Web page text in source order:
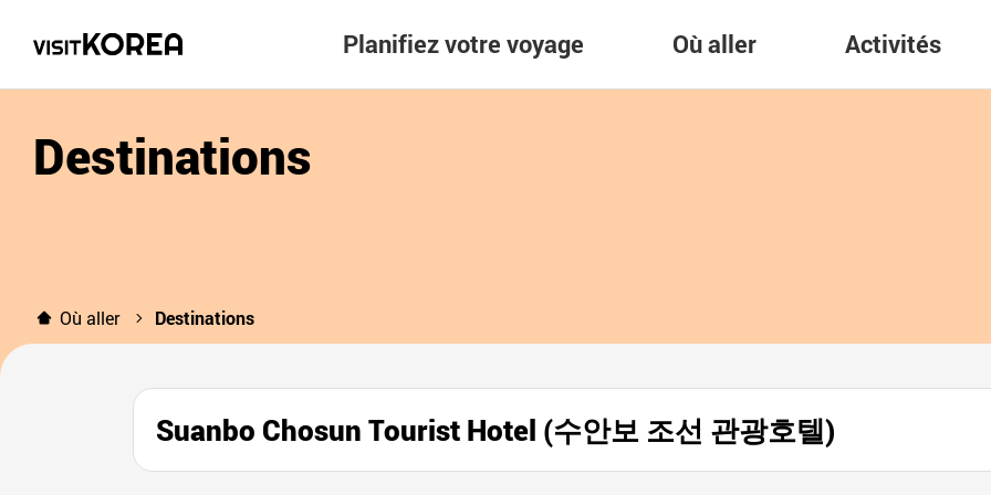
Planifiez votre voyage Où aller Activités
Destinations
Où aller Destinations
Suanbo Chosun Tourist Hotel (수안보 조선 관광호텔)